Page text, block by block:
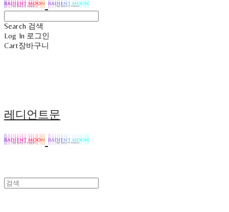
Search 검색
Log In 로그인
Cart장바구니
레디언트문